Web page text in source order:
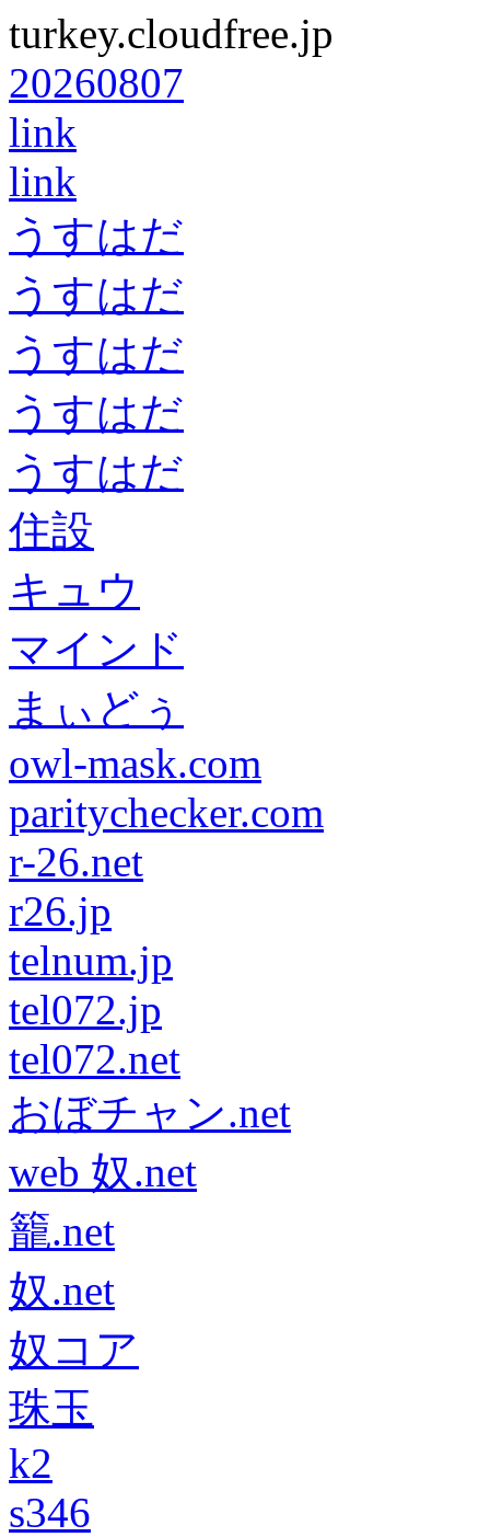
turkey.cloudfree.jp
20260807
link
link
うすはだ
うすはだ
うすはだ
うすはだ
うすはだ
住設
キュウ
マインド
まぃどぅ
owl-mask.com
paritychecker.com
r-26.net
r26.jp
telnum.jp
tel072.jp
tel072.net
おぼチャン.net
web 奴.net
籠.net
奴.net
奴コア
珠玉
k2
s346